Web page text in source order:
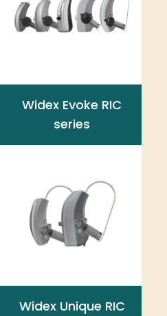
Widex Evoke RIC
series
Widex Unique RIC